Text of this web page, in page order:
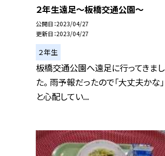
２年生遠足〜板橋交通公園〜
公開日 2023/04/27
更新日 2023/04/27
２年生
板橋交通公園へ遠足に行ってきまし
た。 雨予報だったので「大丈夫かな」
と心配してい...